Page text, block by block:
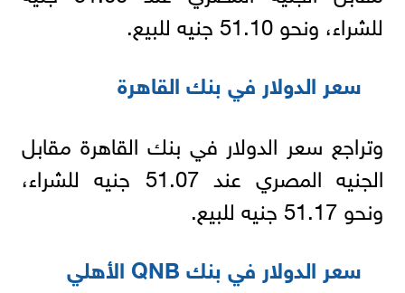
للشراء، ونحو 51.10 جنيه للبيع.
سعر الدولار في بنك القاهرة
وتراجع سعر الدولار في بنك القاهرة مقابل
الجنيه المصري عند 51.07 جنيه للشراء،
ونحو 51.17 جنيه للبيع.
سعر الدولار في بنك QNB الأهلي